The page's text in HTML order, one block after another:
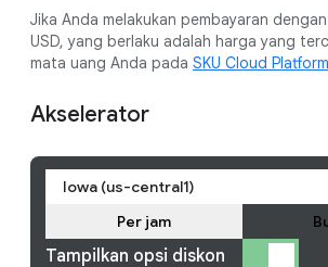
Jika Anda melakukan pembayaran
USD, yang berlaku adalah harga yang
mata uang Anda pada SKU Cloud Platform
Akselerator
Iowa (us-central1)
Tampilkan opsi diskon
Per jam